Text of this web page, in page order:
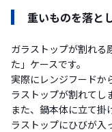
重いものを落と
ガラストップが割れる
た」ケースです。
実際にレンジフードか
ラストップが割れてし
また、鍋本体に立て掛
ラストップにひびが入